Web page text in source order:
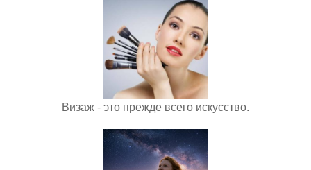
Визаж - это прежде всего искусство.